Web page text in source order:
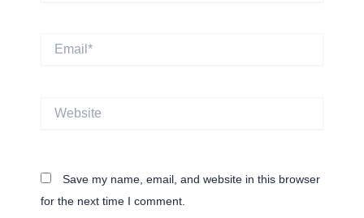
Email*
Website
Save my name, email, and website in this browser
for the next time I comment.